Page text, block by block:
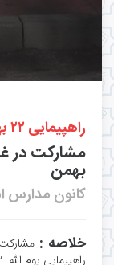
راهپیمایی ۲۲ بهمن
بهمن
کانون مدارس
خلاصه :
راهپیمایی یوم الله ۲۲ بهمن